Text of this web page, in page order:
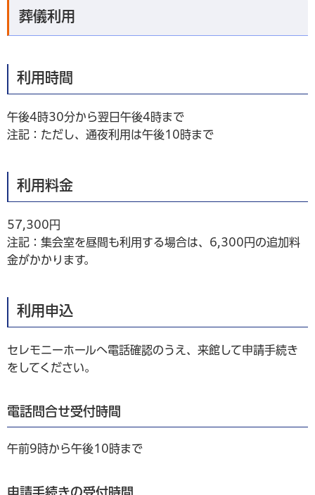
葬儀利用
利用時間
午後4時30分から翌日午後4時まで
注記：ただし、通夜利用は午後10時まで
利用料金
57,300円
注記：集会室を昼間も利用する場合は、6,300円の追加料
金がかかります。
利用申込
セレモニーホールへ電話確認のうえ、来館して申請手続き
をしてください。
電話問合せ受付時間
午前9時から午後10時まで
申請手続きの受付時間